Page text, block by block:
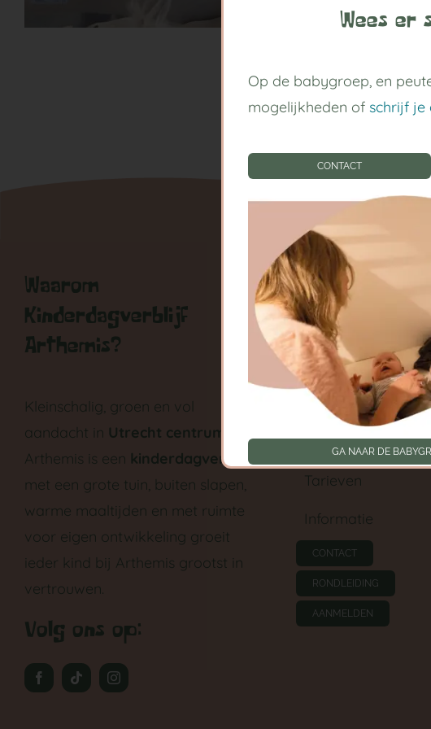
Waarom
Kinderdagverblijf
Arthemis?
Kleinschalig, groen en vol
aandacht in Utrecht centrum
Arthemis is een kinderdagverblijf
met een grote tuin, buiten slapen,
warme maaltijden en met ruimte
voor eigen ontwikkeling groeit
ieder kind bij Arthemis grootst in
vertrouwen.
Volg ons op:
Handige links
Kinderdagverblijf
Centrum
Babygroep
Peutergroep
Tarieven
Informatie
CONTACT
RONDLEIDING
AANMELDEN
Wees er
Op de babygroep, en
mogelijkheden of schrijf je
CONTACT
GA NAAR DE